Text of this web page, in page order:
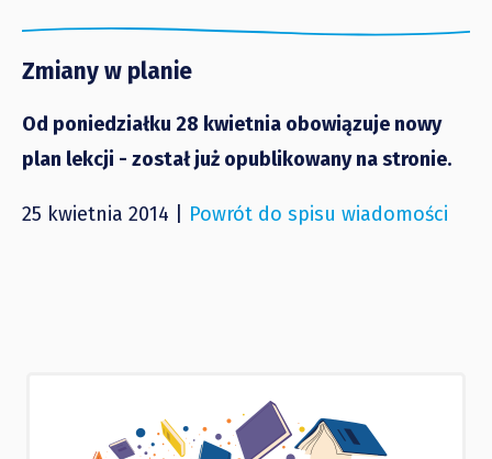
Zmiany w planie
Od poniedziałku 28 kwietnia obowiązuje nowy
plan lekcji - został już opublikowany na stronie.
25 kwietnia 2014 | Powrót do spisu wiadomości